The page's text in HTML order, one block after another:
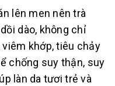
lên men nên trà
dào, không chỉ
khớp, tiêu chảy
chống suy thận, suy
làn da tươi trẻ và